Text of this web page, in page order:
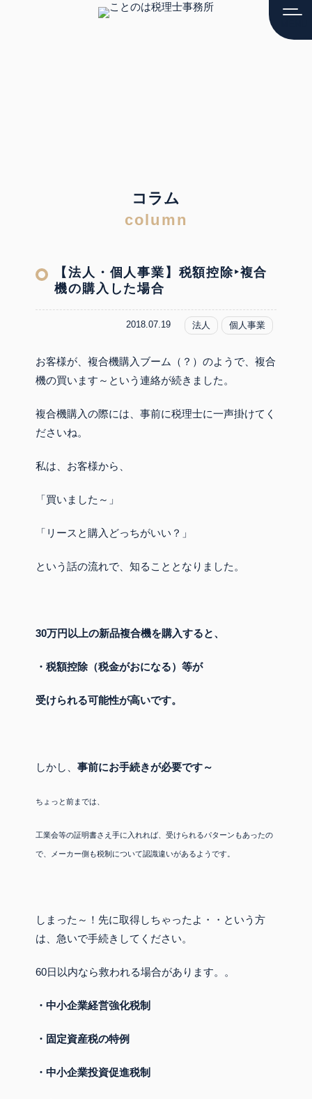
コ ラム
【法人・個人事業】税額控除‣複合
機の購入した場合
2018.07.19 法人 個人事業
お客様が、複合機購入ブーム（？）のようで、複合
機の買います～という連絡が続きました。
複合機購入の際には、事前に税理士に一声掛けてく
ださいね。
私は、お客様から、
「買いました～」
「リースと購入どっちがいい？」
という話の流れで、知ることとなりました。
30万円以上の新品複合機を購入すると、
・税額控除（税金がおになる）等が
受けられる可能性が高いです。
しかし、事前にお手続きが必要です～
ちょっと前までは、
工業会等の証明書さえ手に入れれば、受けられるパターンもあったの
で、 メーカー側も税制について認識違いがあるようです。
しまった～！先に取得しちゃったよ・・という方
は、急いで手続きしてください。
60日以内なら救われる場合があります。。
・中小企業経営強化税制
・固定資産税の特例
・中小企業投資促進税制